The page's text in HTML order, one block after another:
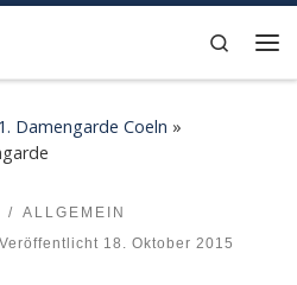
Search
1. Damengarde Coeln »
ALLGEMEIN
Veröffentlicht 18. Oktober 2015